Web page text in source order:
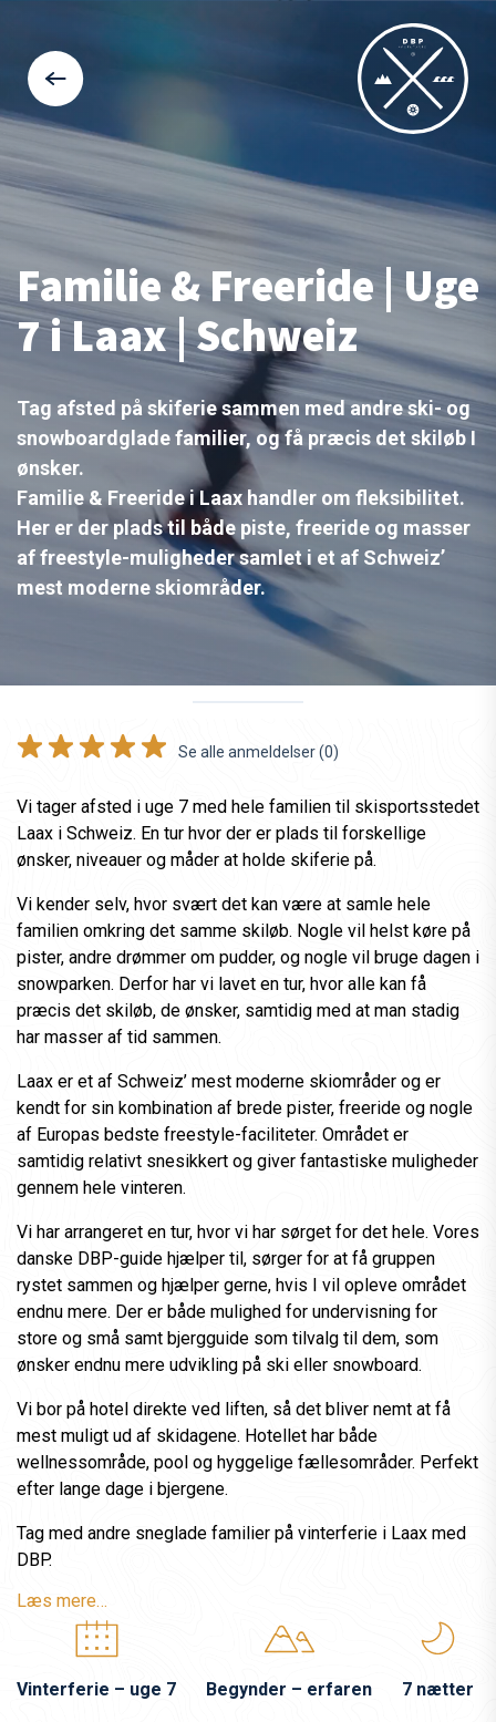
Familie & Freeride | Uge
7 i Laax | Schweiz
Tag afsted på skiferie sammen med andre ski- og
snowboardglade familier, og få præcis det skiløb I
ønsker.
Familie & Freeride i Laax handler om fleksibilitet.
Her er der plads til både piste, freeride og masser
af freestyle-muligheder samlet i et af Schweiz’
mest moderne skiområder.
Se alle anmeldelser (0)
Vi tager afsted i uge 7 med hele familien til skisportsstedet
Laax i Schweiz. En tur hvor der er plads til forskellige
ønsker, niveauer og måder at holde skiferie på.
Vi kender selv, hvor svært det kan være at samle hele
familien omkring det samme skiløb. Nogle vil helst køre på
pister, andre drømmer om pudder, og nogle vil bruge dagen i
snowparken. Derfor har vi lavet en tur, hvor alle kan få
præcis det skiløb, de ønsker, samtidig med at man stadig
har masser af tid sammen.
Laax er et af Schweiz’ mest moderne skiområder og er
kendt for sin kombination af brede pister, freeride og nogle
af Europas bedste freestyle-faciliteter. Området er
samtidig relativt snesikkert og giver fantastiske muligheder
gennem hele vinteren.
Vi har arrangeret en tur, hvor vi har sørget for det hele. Vores
danske DBP-guide hjælper til, sørger for at få gruppen
rystet sammen og hjælper gerne, hvis I vil opleve området
endnu mere. Der er både mulighed for undervisning for
store og små samt bjergguide som tilvalg til dem, som
ønsker endnu mere udvikling på ski eller snowboard.
Vi bor på hotel direkte ved liften, så det bliver nemt at få
mest muligt ud af skidagene. Hotellet har både
wellnessområde, pool og hyggelige fællesområder. Perfekt
efter lange dage i bjergene.
Tag med andre sneglade familier på vinterferie i Laax med
DBP.
Læs mere…
Vinterferie – uge 7 Begynder – erfaren 7 nætter